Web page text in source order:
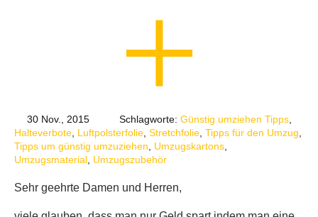
30 Nov., 2015 Schlagworte: Günstig umziehen Tipps
Halteverbote Luftpolsterfolie Stretchfolie Tipps für den Umzug
Tipps um günstig umzuziehen
Umzugskartons
Umzugsmaterial Umzugszubehör
Sehr geehrte Damen und Herren,